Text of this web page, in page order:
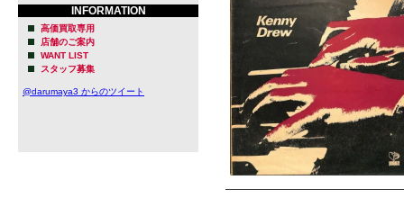
INFORMATION
高価買取専用
店舗のご案内
WANT LIST
スタッフ募集
@darumaya3 からのツイート